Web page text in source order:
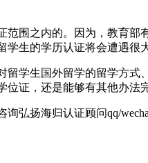
围之内的。因为，教育
生的学历认证将会遭遇很
学生国外留学的留学方
证，还是能够有其他办法
扬海归认证顾问qq/